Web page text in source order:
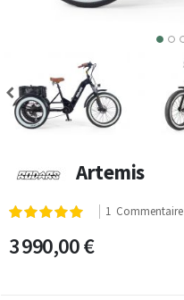
Artemis
Notation:
1 Commentaire
3 990,00 €